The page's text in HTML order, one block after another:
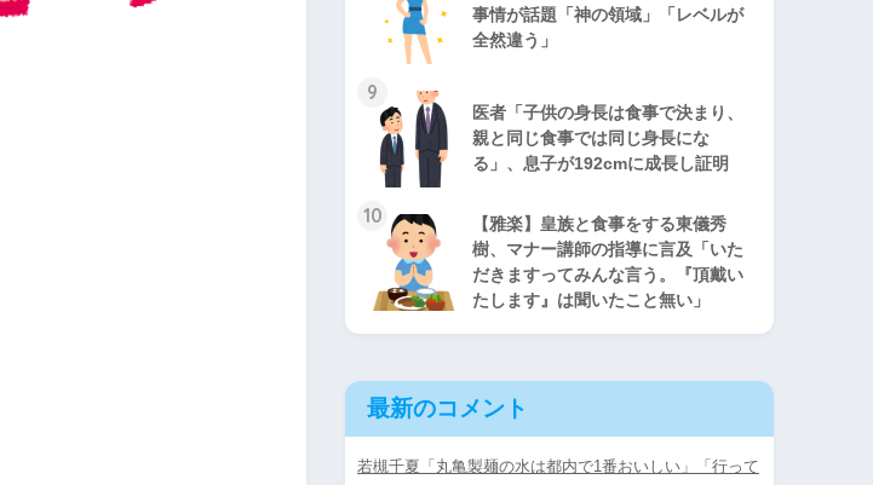
事情が話題「神の領域」「レベルが
全然違う」
9
医者「子供の身長は食事で決まり、
親と同じ食事では同じ身長にな
る」、息子が192cmに成長し証明
10
【雅楽】皇族と食事をする東儀秀
樹、マナー講師の指導に言及「いた
だきますってみんな言う。『頂戴い
たします』は聞いたこと無い」
最新のコメント
若槻千夏「丸亀製麺の水は都内で1番おいしい」「行って